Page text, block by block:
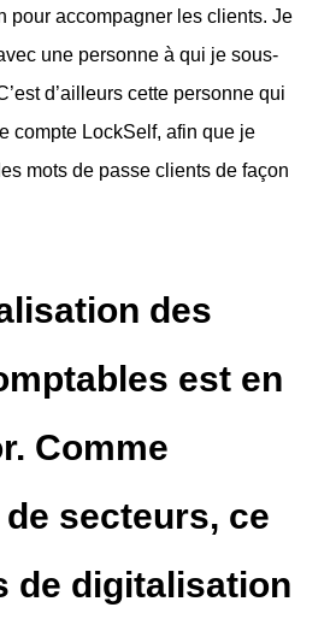
pour accompagner les clients. Je
une personne à qui je sous-
d’ailleurs cette personne qui
compte LockSelf, afin que je
mots de passe clients de façon
des
est en
Comme
de secteurs, ce
de digitalisation